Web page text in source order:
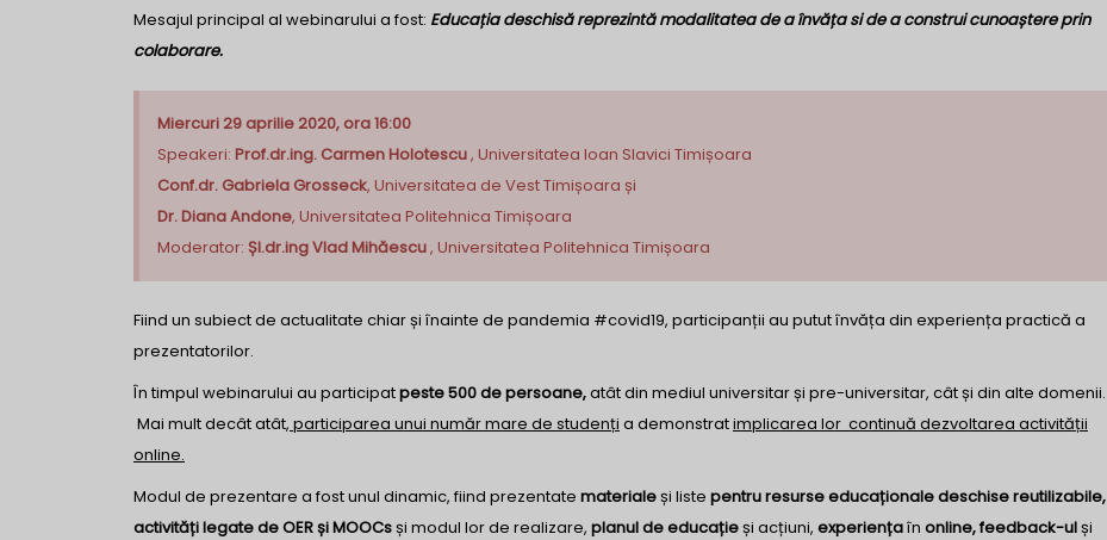
Mesajul principal al webinarului a fost: Educația deschisă reprezintă modalitatea de a învăța si de a construi cunoaștere prin
colaborare.
Miercuri 29 aprilie 2020, ora 16:00
Speakeri: Prof.dr.ing. Carmen Holotescu, Universitatea Ioan Slavici Timișoara
Conf.dr. Gabriela Grosseck, Universitatea de Vest Timișoara și
Dr. Diana Andone, Universitatea Politehnica Timișoara
Moderator: Șl.dr.ing Vlad Mihăescu, Universitatea Politehnica Timișoara
Fiind un subiect de actualitate chiar și înainte de pandemia #covid19, participanții au putut învăța din experiența practică a
prezentatorilor.
În timpul webinarului au participatpeste 500 de persoane,atât din mediul universitar și pre-universitar, cât și din alte domenii.
Mai mult decât atât, participarea unui număr mare de studenți a demonstratimplicarea lor continuă dezvoltarea activității
online.
Modul de prezentare a fost unul dinamic, fiind prezentate materialeși liste pentru resurse educaționale deschise reutilizabile,
activități legate de OER și MOOCsși modul lor de realizare, planul de educațieși acțiuni, experiențaîn online, feedback-ulși